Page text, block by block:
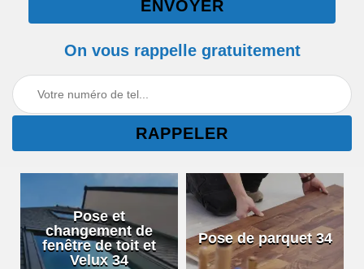
On vous rappelle gratuitement
Pose et
changement de
fenêtre de toit et
Velux 34
Pose de parquet 34